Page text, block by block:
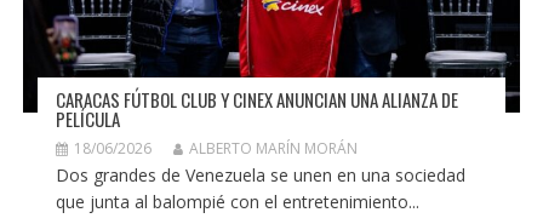
CARACAS FÚTBOL CLUB Y CINEX ANUNCIAN UNA ALIANZA DE
PELÍCULA
18/06/2026 ALBERTO MARÍN MORÁN
Dos grandes de Venezuela se unen en una sociedad
que junta al balompié con el entretenimiento...